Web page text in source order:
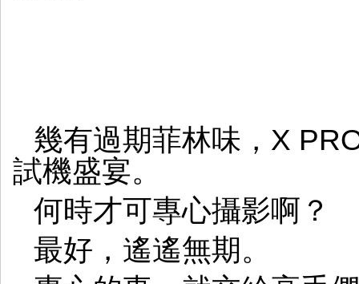
幾有過期菲林味，X
試機盛宴。
何時才可專心攝影啊？
最好，遙遙無期。